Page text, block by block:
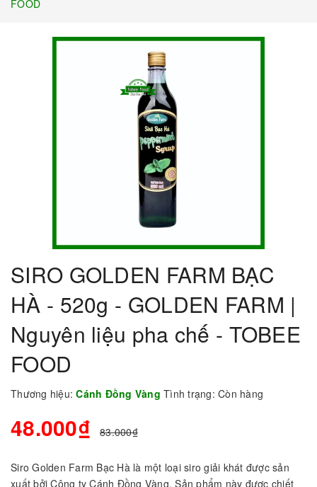
FOOD
SIRO GOLDEN FARM BẠC
HÀ - 520g - GOLDEN FARM |
Nguyên liệu pha chế - TOBEE
FOOD
Thương hiệu: Cánh Đồng Vàng Tình trạng: Còn hàng
48.000₫ 83.000₫
Siro Golden Farm Bạc Hà là một loại siro giải khát được sản
xuất bởi Công ty Cánh Đồng Vàng. Sản phẩm này được chiết